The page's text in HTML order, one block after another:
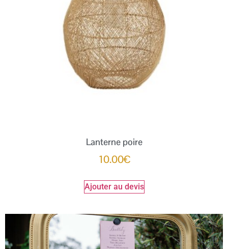
Lanterne poire
10.00€
Ajouter au devis